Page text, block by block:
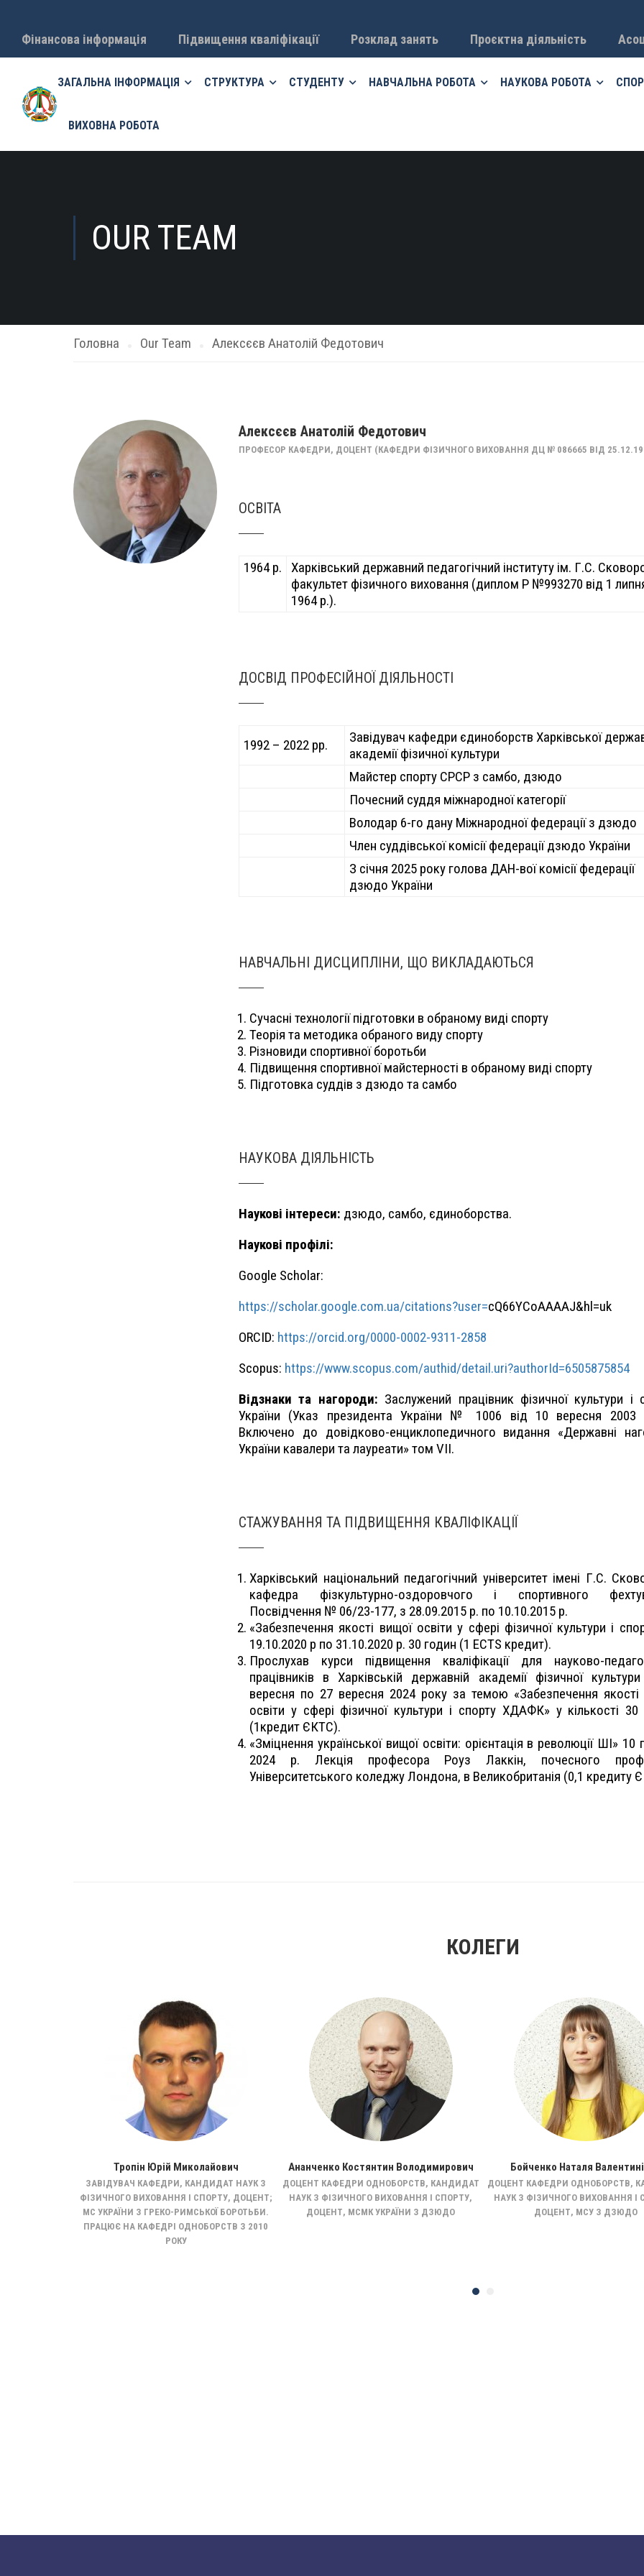
Фінансова інформація Підвищення кваліфікації Розклад занять Проєктна діяльність
ЗАГАЛЬНА ІНФОРМАЦІЯ СТРУКТУРА СТУДЕНТУ НАВЧАЛЬНА РОБОТА НАУКОВА РОБОТА
ВИХОВНА РОБОТА
OUR TEAM
Головна Our Team Алексєєв Анатолій Федотович
Алексєєв Анатолій Федотович
ПРОФЕСОР КАФЕДРИ, ДОЦЕНТ (КАФЕДРИ ФІЗИЧНОГО ВИХОВАННЯ ДЦ № 086665 ВІД
ОСВІТА
1964 р.
Харківський державний педагогічний інституту ім. Г.С.
факультет фізичного виховання (диплом Р №993270 від 1
1964 р.).
ДОСВІД ПРОФЕСІЙНОЇ ДІЯЛЬНОСТІ
1992 – 2022 рр.
Завідувач кафедри єдиноборств Харківської
академії фізичної культури
Майстер спорту СРСР з самбо, дзюдо
Почесний суддя міжнародної категорії
Володар 6-го дану Міжнародної федерації з дзюдо
Член суддівської комісії федерації дзюдо України
З січня 2025 року голова ДАН-вої комісії федерації
дзюдо України
НАВЧАЛЬНІ ДИСЦИПЛІНИ, ЩО ВИКЛАДАЮТЬСЯ
Сучасні технології підготовки в обраному виді спорту
Теорія та методика обраного виду спорту
Різновиди спортивної боротьби
Підвищення спортивної майстерності в обраному виді спорту
Підготовка суддів з дзюдо та самбо
НАУКОВА ДІЯЛЬНІСТЬ
Наукові інтереси: дзюдо, самбо, єдиноборства.
Наукові профілі:
Google Scholar:
https://scholar.google.com.ua/citations?user=cQ66YCoAAAAJ&hl=uk
ORCID: https://orcid.org/0000-0002-9311-2858
Scopus: https://www.scopus.com/authid/detail.uri?authorId=6505875854
Відзнаки та нагороди: Заслужений працівник фізичної культури і
України (Указ президента України № 1006 від 10 вересня 2003
Включено до довідково-енциклопедичного видання «Державні
України кавалери та лауреати» том VII.
СТАЖУВАННЯ ТА ПІДВИЩЕННЯ КВАЛІФІКАЦІЇ
Харківський національний педагогічний університет імені Г.С.
кафедра фізкультурно-оздоровчого і спортивного
Посвідчення № 06/23-177, з 28.09.2015 р. по 10.10.2015 р.
«Забезпечення якості вищої освіти у сфері фізичної культури і
19.10.2020 р по 31.10.2020 р. 30 годин (1 ECTS кредит).
Прослухав курси підвищення кваліфікації для науково-
працівників в Харківській державній академії фізичної
вересня по 27 вересня 2024 року за темою «Забезпечення якості
освіти у сфері фізичної культури і спорту ХДАФК» у кількості 30
(1кредит ЄКТС).
«Зміцнення української вищої освіти: орієнтація в революції ШІ» 10
2024 р. Лекція професора Роуз Лаккін, почесного
Університетського коледжу Лондона, в Великобританія (0,1 кредиту
КОЛЕГИ
Тропін Юрій Миколайович
ЗАВІДУВАЧ КАФЕДРИ, КАНДИДАТ НАУК З
ФІЗИЧНОГО ВИХОВАННЯ І СПОРТУ, ДОЦЕНТ;
МС УКРАЇНИ З ГРЕКО-РИМСЬКОЇ БОРОТЬБИ.
ПРАЦЮЄ НА КАФЕДРІ ОДНОБОРСТВ З 2010
РОКУ
Ананченко Костянтин Володимирович
ДОЦЕНТ КАФЕДРИ ОДНОБОРСТВ, КАНДИДАТ
НАУК З ФІЗИЧНОГО ВИХОВАННЯ І СПОРТУ,
ДОЦЕНТ, МСМК УКРАЇНИ З ДЗЮДО
Бойченко Наталя
ДОЦЕНТ КАФЕДРИ ОДНОБОРСТВ,
НАУК З ФІЗИЧНОГО ВИХОВАННЯ І
ДОЦЕНТ, МСУ З ДЗЮДО